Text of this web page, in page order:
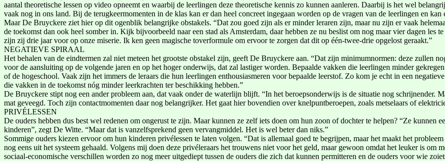
aantal theoretische lessen op video opneemt en waarbij de leerlingen deze theoretische kennis zo kunnen aanleren. Daarbij is het wel
vaak nog in ons land. Bij de terugkeermomenten in de klas kan er dan heel concreet ingegaan worden op de vragen van de leerlingen en kan
Maar De Bruyckere ziet hier op dit ogenblik belangrijke obstakels. “Dat zou goed zijn als er minder leraren zijn, maar nu zijn er vaak
de toekomst dan ook heel somber in. Kijk bijvoorbeeld naar een stad als Amsterdam, daar hebben ze nu beslist om nog maar vier dagen les
zijn zij drie jaar voor op onze miserie. Ik ken geen magische toverformule om ervoor te zorgen dat dit op één-twee-drie opgelost geraakt.”
NEGATIEVE SPIRAAL
Het behalen van de eindtermen zal niet meteen het grootste obstakel zijn, geeft De Bruyckere aan. “Dat zijn minimumnormen: deze zullen
voor de aansluiting op de volgende jaren en op het hoger onderwijs, dat zal lastiger worden. Bepaalde vakken die leerlingen minder
of de hogeschool. Vaak zijn het immers de leraars die hun leerlingen enthousiasmeren voor bepaalde leerstof. Zo kom je echt in een
die vakken in de toekomst nóg minder leerkrachten ter beschikking hebben.”
De Bruyckere stipt nog een ander probleem aan, dat vaak onder de waterlijn blijft. “In het beroepsonderwijs is de situatie nog schrijnender.
mat geveegd. Toch zijn contactmomenten daar nog belangrijker. Het gaat hier bovendien over knelpuntberoepen, zoals metselaars of
PRIVÉLESSEN
De ouders hebben dus best wel redenen om ongerust te zijn. Maar kunnen ze zelf iets doen om hun zoon of dochter te helpen? “Ze kunnen
kinderen”, zegt De Witte. “Maar dat is vanzelfsprekend geen vervangmiddel. Het is wel beter dan niks.”
Sommige ouders kiezen ervoor om hun kinderen privélessen te laten volgen. “Dat is allemaal goed te begrijpen, maar het maakt het
nog eens uit het systeem gehaald. Volgens mij doen deze privéleraars het trouwens niet voor het geld, maar gewoon omdat het leuker is om
sociaal-economische verschillen worden zo nog meer uitgediept tussen de ouders die zich dat kunnen permitteren en de ouders voor wie